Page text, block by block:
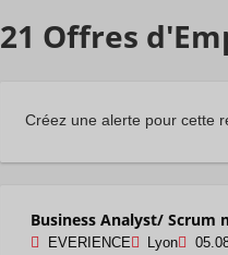
21 Offres
Créez une alerte pour cette
Business Analyst/ Scrum
EVERIENCE Lyon